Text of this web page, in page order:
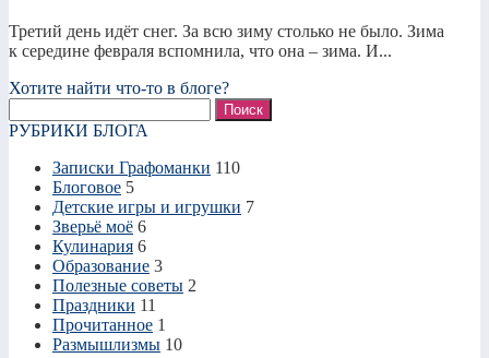
Третий день идёт снег. За всю зиму столько не было. Зима
к середине февраля вспомнила, что она – зима. И...
Хотите найти что-то в блоге?
РУБРИКИ БЛОГА
Записки Графоманки 110
Блоговое 5
Детские игры и игрушки 7
Зверьё моё 6
Кулинария 6
Образование 3
Полезные советы 2
Праздники 11
Прочитанное 1
Размышлизмы 10